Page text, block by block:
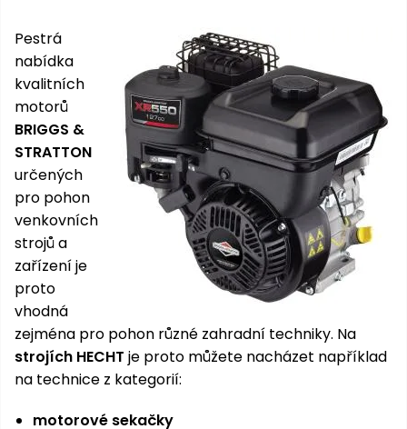
nářadí
Rozmetadla
a posypové
vozíky
Zametací
stroje
Sněhové
frézy
hrabla,
škrabky
na led
Příslušenství
Topidla
Navijáky
a kladky
Pestrá
nabídka
kvalitních
motorů
BRIGGS &
STRATTON
určených
pro pohon
venkovních
strojů a
zařízení je
proto
vhodná
zejména pro pohon různé zahradní techniky. Na
strojích HECHT je proto můžete nacházet například
na technice z kategorií:
motorové sekačky